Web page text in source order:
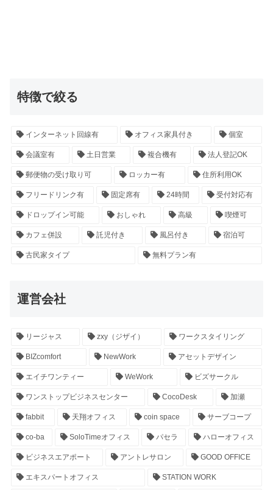
特徴で絞る
インターネット回線有 オフィス家具付き 個室
会議室有 土日営業 複合機有 法人登記OK
郵便物の受け取り可 ロッカー有 住所利用OK
フリードリンク有 固定席有 24時間 受付対応有
ドロップイン可能 おしゃれ 高級 喫煙可
カフェ併設 託児付き 風呂付き 宿泊可
古民家タイプ 無料プラン有
運営会社
リージャス zxy（ジザイ） ワークスタイリング
BIZcomfort NewWork アセットデザイン
エイチワンティー WeWork ビズサークル
ワンストップビジネスセンター CocoDesk 加瀬
fabbit 天翔オフィス coin space サーブコープ
co-ba SoloTimeオフィス パセラ ハローオフィス
ビジネスエアポート アントレサロン GOOD OFFICE
エキスパートオフィス STATION WORK